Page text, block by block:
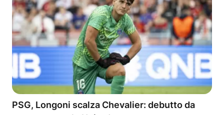
PSG, Longoni scalza Chevalier: debutto da